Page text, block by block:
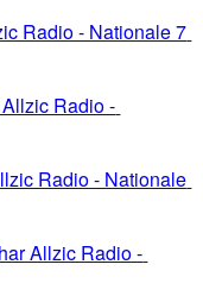
Radio - Nationale 7
Radio -
Radio - Nationale
Allzic Radio -